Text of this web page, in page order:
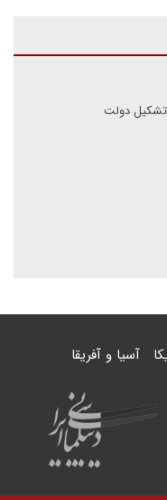
تشکیل دولت
آسیا و آفریقا